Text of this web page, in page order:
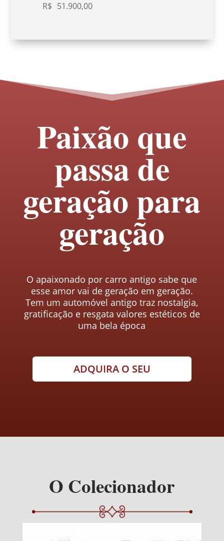
R$ 51.900,00
Paixão que
passa de
geração para
geração
O apaixonado por carro antigo sabe que
esse amor vai de geração em geração.
Tem um automóvel antigo traz nostalgia,
gratificação e resgata valores estéticos de
uma bela época
ADQUIRA O SEU
O Colecionador